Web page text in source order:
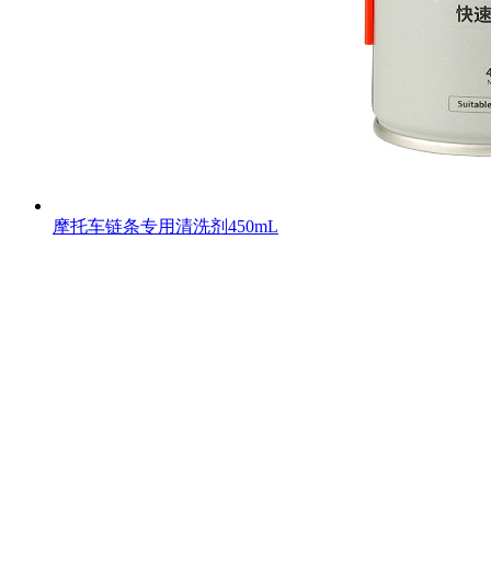
摩托车链条专用清洗剂450mL